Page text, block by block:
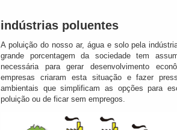
indústrias poluentes
A poluição do nosso ar, água e solo pela
grande porcentagem da sociedade tem
necessária para gerar desenvolvimento
empresas criaram esta situação e fazer
ambientais que simplificam as opções para
poluição ou de ficar sem empregos.